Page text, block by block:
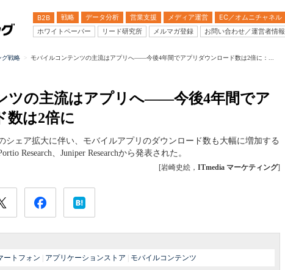
B2B 戦略 データ分析 営業支援 メディア運営 EC／オムニチャネル
ホワイトペーパー
リード研究所 メルマガ登録 お問い合わせ／運営者情報
グ戦略 モバイルコンテンツの主流はアプリへ――今後4年間でアプリダウンロード数は2倍に：...
ツの主流はアプリへ――今後4年間でア
数は2倍に
シェア拡大に伴い、モバイルアプリのダウンロード数も大幅に増加する
Research、Juniper Researchから発表された。
[岩崎史絵， ITmedia マーケティング]
ートフォン アプリケーションストア モバイルコンテンツ